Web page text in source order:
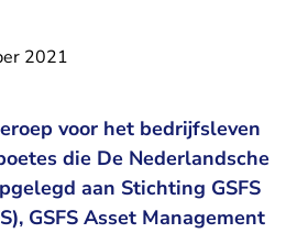
2021
voor het bedrijfsleven
die De Nederlandsche
aan Stichting GSFS
GSFS Asset Management